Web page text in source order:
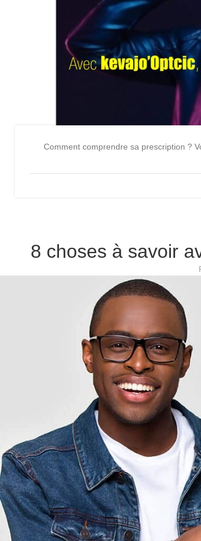
Comment comprendre sa prescription ?
8 choses à savoir